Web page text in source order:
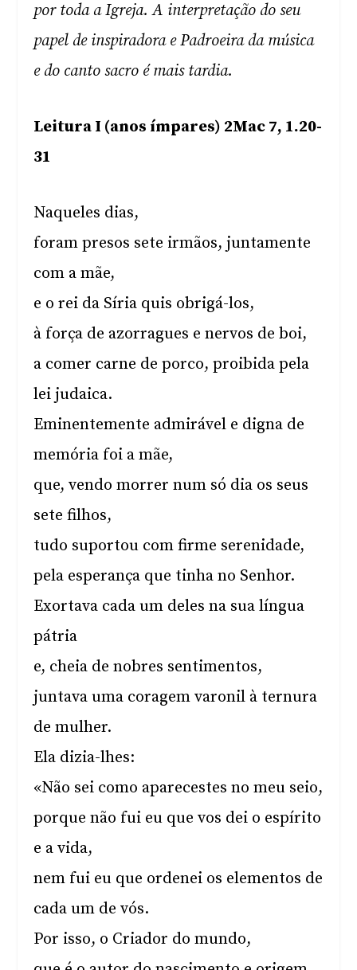
por toda a Igreja. A interpretação do seu
papel de inspiradora e Padroeira da música
e do canto sacro é mais tardia.
Leitura I (anos ímpares) 2Mac 7, 1.20-
31
Naqueles dias,
foram presos sete irmãos, juntamente
com a mãe,
e o rei da Síria quis obrigá-los,
à força de azorragues e nervos de boi,
a comer carne de porco, proibida pela
lei judaica.
Eminentemente admirável e digna de
memória foi a mãe,
que, vendo morrer num só dia os seus
sete filhos,
tudo suportou com firme serenidade,
pela esperança que tinha no Senhor.
Exortava cada um deles na sua língua
pátria
e, cheia de nobres sentimentos,
juntava uma coragem varonil à ternura
de mulher.
Ela dizia-lhes:
«Não sei como aparecestes no meu seio,
porque não fui eu que vos dei o espírito
e a vida,
nem fui eu que ordenei os elementos de
cada um de vós.
Por isso, o Criador do mundo,